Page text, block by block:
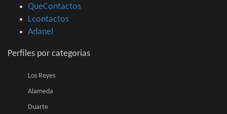
QueContactos
Lcontactos
Adanel
Perfiles por categorias
Los Reyes
Alameda
Duarte